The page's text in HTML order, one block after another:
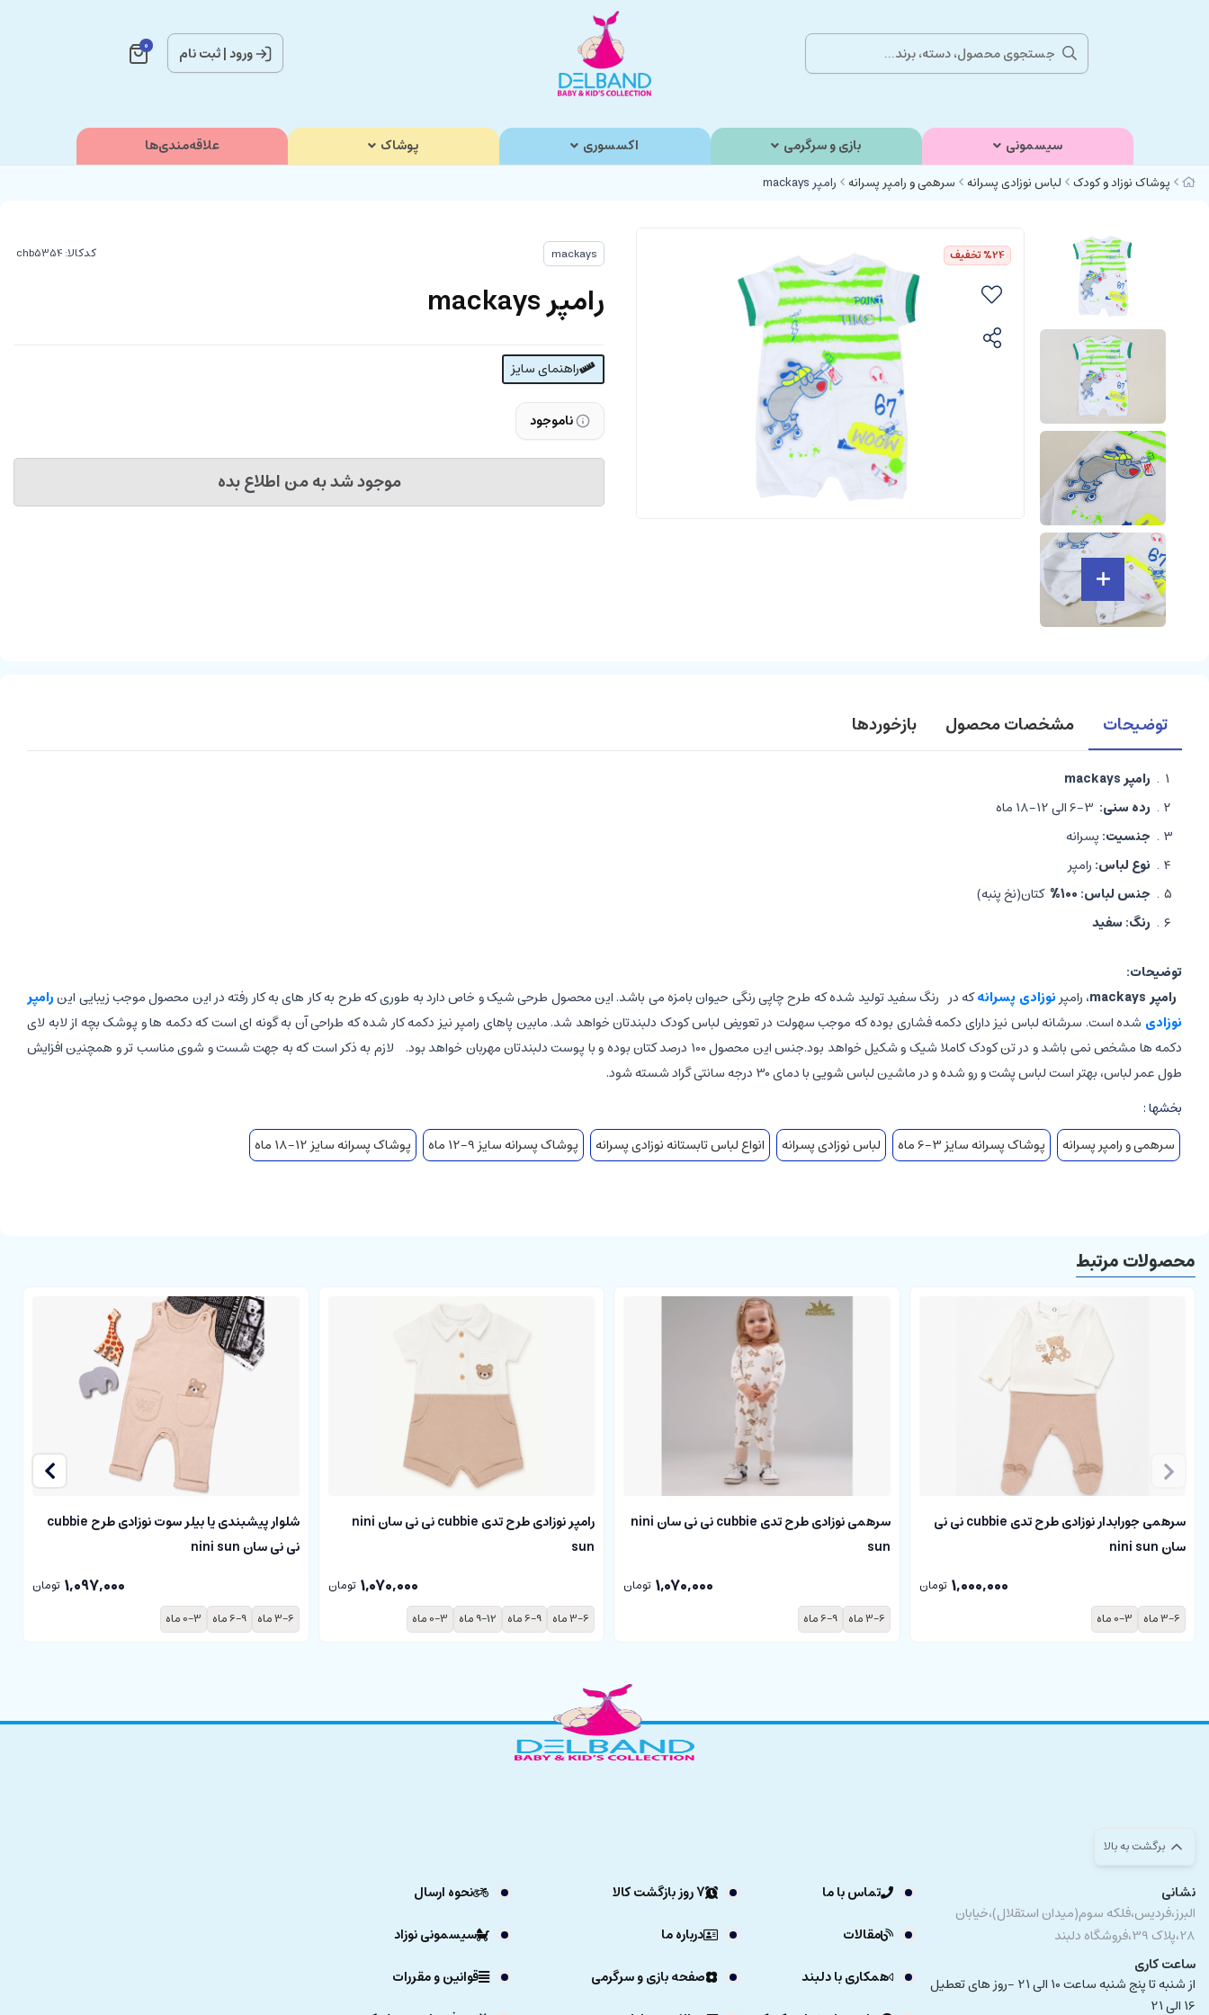
ورود|ثبت نام 0
سیسمونی بازی و سرگرمی اکسسوری پوشاک علاقه‌مندی‌ها
پوشاک نوزاد و کودک لباس نوزادی پسرانه سرهمی و رامپر پسرانه رامپر mackays
%24تخفیف mackays کدکالا:
رامپر mackays
راهنمای سایز
ناموجود
موجود شد به من اطلاع بده
توضیحات مشخصات محصول بازخوردها
رامپر mackays
رده سنی:
جنسیت: پسرانه
نوع لباس: رامپر
جنس لباس: 100%
کتان(نخ پنبه)
رنگ: سفید
توضیحات:
رامپر mackays
، رامپر نوزادی پسرانهکه در رنگ سفید تولید شده که طرح چاپی رنگی حیوان بامزه می باشد. این محصول طرحی شیک و خاص دارد به طوری که طرح به کار های به کار رفته در این محصول موجب زیبایی اینرامپر
نوزادی شده است. سرشانه لباس نیز دارای دکمه فشاری بوده که موجب سهولت در تعویض لباس کودک دلبندتان خواهد شد. مابین پاهای رامپر نیز دکمه کار شده که طراحی آن به گونه ای است که دکمه ها و پوشک بچه از لابه لای
دکمه ها مشخص نمی باشد و در تن کودک کاملا شیک و شکیل خواهد بود.جنس این محصول 100 درصد کتان بوده و با پوست دلبندتان مهربان خواهد بود.
لازم به ذکر است که به جهت شست و شوی مناسب تر و همچنین افزایش
طول عمر لباس، بهتر است لباس پشت و رو شده و در ماشین لباس شویی با دمای 30 درجه سانتی گراد شسته شود.
بخشها :
سرهمی و رامپر پسرانه
پوشاک پسرانه سایز 3-6 ماه لباس نوزادی پسرانه انواع لباس تابستانه نوزادی پسرانه پوشاک پسرانه سایز 9-12 ماه پوشاک پسرانه سایز 12-18 ماه
محصولات مرتبط
سرهمی جورابدار نوزادی طرح تدی cubbie نی نی
سان nini sun
1,000,000 تومان
3-6 ماه
0-3 ماه
سرهمی نوزادی طرح تدی cubbie نی نی سان nini
sun
1,070,000 تومان
3-6 ماه
6-9 ماه
رامپر نوزادی طرح تدی cubbie نی نی سان nini
sun
1,070,000 تومان
3-6 ماه
6-9 ماه 9-12 ماه 0-3 ماه
شلوار پیشبندی یا بیلر سوت نوزادی طرح cubbie
نی نی سان nini sun
1,097,000 تومان
3-6 ماه
6-9 ماه 0-3 ماه
برگشت به بالا
نشانی
البرز،فردیس،فلکه سوم(میدان استقلال)،خیابان
28،پلاک 39،فروشگاه دلبند
ساعت کاری
از شنبه تا پنج شنبه ساعت 10 الی 21 -روز های تعطیل
16 الی 21
تماس با ما 7 روز بازگشت کالا
نحوه ارسال
مقالات
درباره ما
سیسمونی نوزاد
همکاری با دلبند
صفحه بازی و سرگرمی
قوانین و مقررات